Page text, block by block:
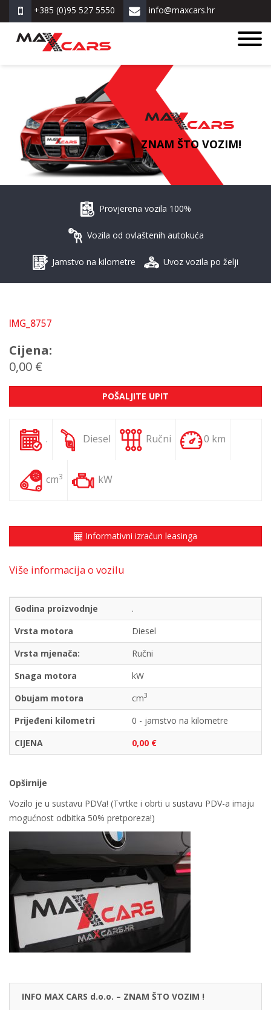
+385 (0)95 527 5550 info@maxcars.hr
ZNAM ŠTO VOZIM!
Provjerena vozila 100%
Vozila od ovlaštenih autokuća
Jamstvo na kilometre Uvoz vozila po želji
IMG_8757
Cijena:
0,00 €
POŠALJITE UPIT
. Diesel Ručni 0 km
cm3 kW
Informativni izračun leasinga
Više informacija o vozilu
Godina proizvodnje
.
Vrsta motora
Diesel
Vrsta mjenača:
Ručni
Snaga motora
kW
Obujam motora
cm3
Prijeđeni kilometri
0 - jamstvo na kilometre
CIJENA
0,00 €
Opširnije
Vozilo je u sustavu PDVa! (Tvrtke i obrti u sustavu PDV-a imaju
mogućnost odbitka 50% pretporeza!)
INFO MAX CARS d.o.o. – ZNAM ŠTO VOZIM !